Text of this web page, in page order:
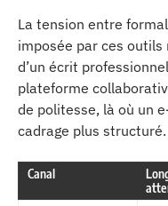
La tension entre
imposée par ces
d’un écrit
plateforme
de politesse, là où un
cadrage plus structuré.
Canal